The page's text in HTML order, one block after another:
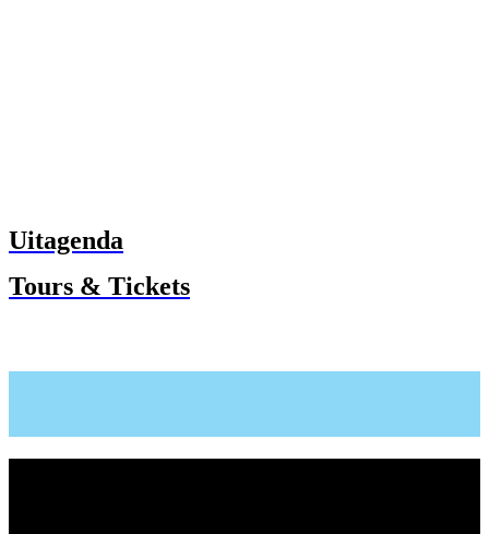
Uitagenda
Tours & Tickets